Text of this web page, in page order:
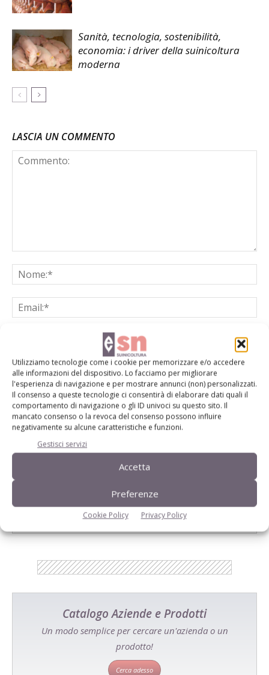
Utilizziamo tecnologie come i cookie per memorizzare e/o accedere
alle informazioni del dispositivo. Lo facciamo per migliorare
l'esperienza di navigazione e per mostrare annunci (non) personalizzati.
Il consenso a queste tecnologie ci consentirà di elaborare dati quali il
comportamento di navigazione o gli ID univoci su questo sito. Il
mancato consenso o la revoca del consenso possono influire
negativamente su alcune caratteristiche e funzioni.
Gestisci servizi
Accetta
Preferenze
Cookie Policy Privacy Policy
Sanità, tecnologia, sostenibilità,
economia: i driver della suinicoltura
moderna
LASCIA UN COMMENTO
Salva il mio nome, email e sito web in questo browser per la
prossima volta che commento.
Tecniche, prodotti e servizi dalle aziende
Catalogo Aziende e Prodotti
Un modo semplice per cercare un'azienda o un
prodotto!
Cerca adesso